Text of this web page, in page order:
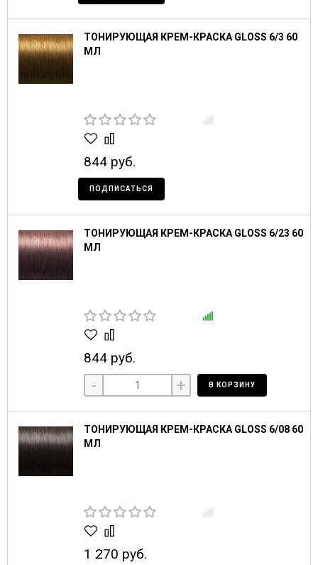
ТОНИРУЮЩАЯ КРЕМ-КРАСКА GLOSS 6/3 60
МЛ
844 руб.
ПОДПИСАТЬСЯ
ТОНИРУЮЩАЯ КРЕМ-КРАСКА GLOSS 6/23 60
МЛ
844 руб.
- + В КОРЗИНУ
ТОНИРУЮЩАЯ КРЕМ-КРАСКА GLOSS 6/08 60
МЛ
1 270 руб.